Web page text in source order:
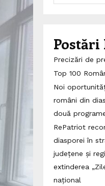
Postări
Precizări de
Top 100
Noi
români din
două
RePatriot
diasporei în
județene și
extinderea
național